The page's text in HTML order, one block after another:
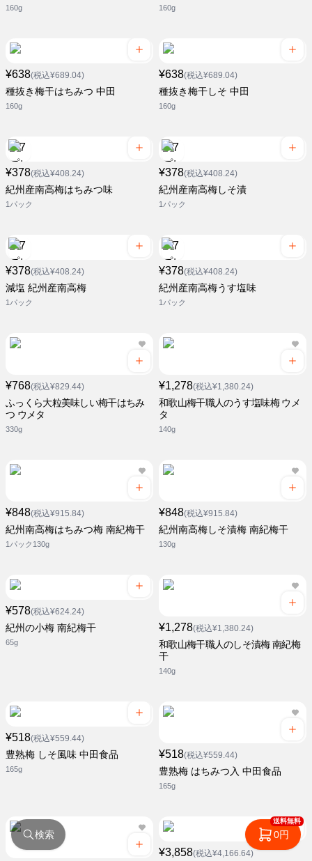
160g 160g
¥638(税込¥689.04)
種抜き梅干はちみつ 中田
160g
¥638(税込¥689.04)
種抜き梅干しそ 中田
160g
¥378(税込¥408.24)
紀州産南高梅はちみつ味
1パック
¥378(税込¥408.24)
紀州産南高梅しそ漬
1パック
¥378(税込¥408.24)
減塩 紀州産南高梅
1パック
¥378(税込¥408.24)
紀州産南高梅うす塩味
1パック
¥768(税込¥829.44)
ふっくら大粒美味しい梅干はちみ
つ ウメタ
330g
¥1,278(税込¥1,380.24)
和歌山梅干職人のうす塩味梅 ウメ
タ
140g
¥848(税込¥915.84)
紀州南高梅はちみつ梅 南紀梅干
1パック130g
¥848(税込¥915.84)
紀州南高梅しそ漬梅 南紀梅干
130g
¥578(税込¥624.24)
紀州の小梅 南紀梅干
65g
¥1,278(税込¥1,380.24)
和歌山梅干職人のしそ漬梅 南紀梅
干
140g
¥518(税込¥559.44)
豊熟梅 しそ風味 中田食品
165g
¥518(税込¥559.44)
豊熟梅 はちみつ入 中田食品
165g
¥3,858(税込¥4,166.64)
検索
送料無料
0円